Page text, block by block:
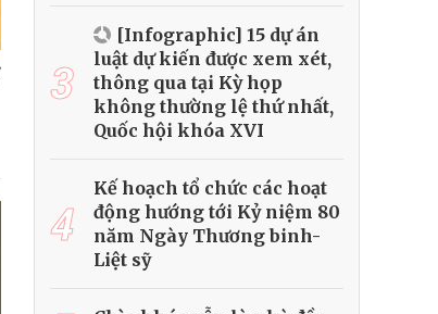
3
[Infographic] 15 dự án
luật dự kiến được xem xét,
thông qua tại Kỳ họp
không thường lệ thứ nhất,
Quốc hội khóa XVI
4
Kế hoạch tổ chức các hoạt
động hướng tới Kỷ niệm 80
năm Ngày Thương binh-
Liệt sỹ